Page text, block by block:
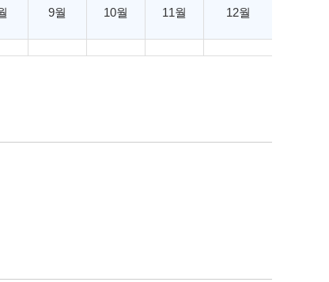
9월 10월 11월 12월